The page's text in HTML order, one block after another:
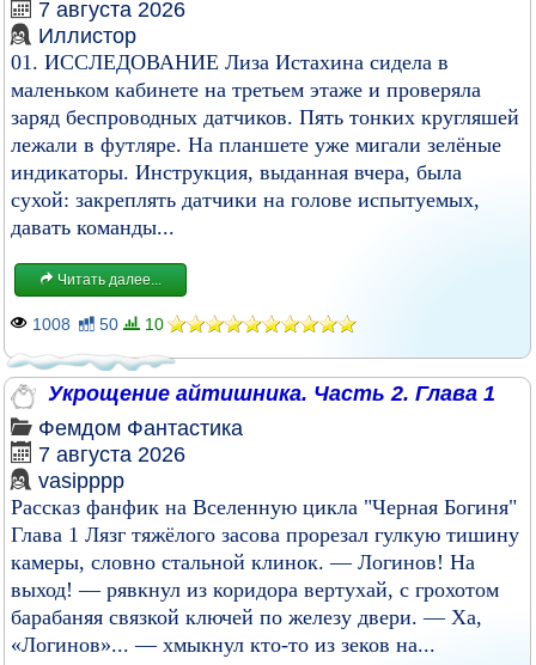
7 августа 2026
Иллистор
01. ИССЛЕДОВАНИЕ Лиза Истахина сидела в
маленьком кабинете на третьем этаже и проверяла
заряд беспроводных датчиков. Пять тонких кругляшей
лежали в футляре. На планшете уже мигали зелёные
индикаторы. Инструкция, выданная вчера, была
сухой: закреплять датчики на голове испытуемых,
давать команды...
Читать далее...
1008 50 10
Укрощение айтишника. Часть 2. Глава 1
Фемдом Фантастика
7 августа 2026
vasipppp
Рассказ фанфик на Вселенную цикла "Черная Богиня"
Глава 1 Лязг тяжёлого засова прорезал гулкую тишину
камеры, словно стальной клинок. — Логинов! На
выход! — рявкнул из коридора вертухай, с грохотом
барабаняя связкой ключей по железу двери. — Ха,
«Логинов»... — хмыкнул кто-то из зеков на...